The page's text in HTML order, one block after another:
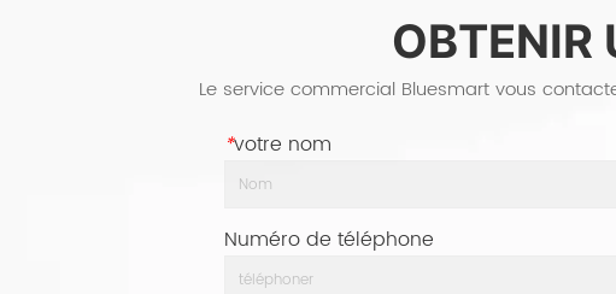
OBTENIR
Le service commercial Bluesmart vous
*votre nom
Numéro de téléphone